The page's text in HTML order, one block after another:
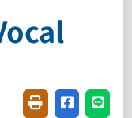
友善列印(開新視
分享至臉書
分享